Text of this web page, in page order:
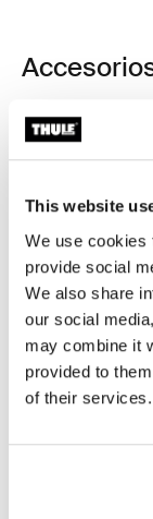
This website
We use cookies
provide social
We also share
our social
may combine it
provided to
of their services.